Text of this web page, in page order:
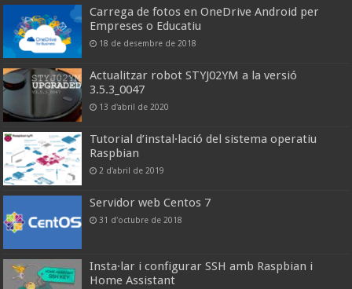
Carrega de fotos en OneDrive Android per
Empreses o Educatiu
18 de desembre de 2018
Actualitzar robot STYJ02YM a la versió
3.5.3_0047
13 d'abril de 2020
Tutorial d’instal·lació del sistema operatiu
Raspbian
2 d'abril de 2019
Servidor web Centos 7
31 d'octubre de 2018
Insta·lar i configurar SSH amb Raspbian i
Home Assistant